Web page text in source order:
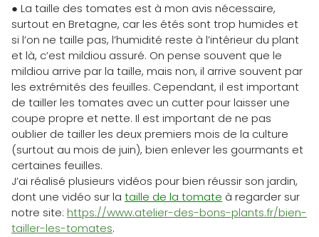
● La taille des tomates est à mon avis nécessaire,
surtout en Bretagne, car les étés sont trop humides et
si l’on ne taille pas, l’humidité reste à l’intérieur du plant
et là, c’est mildiou assuré. On pense souvent que le
mildiou arrive par la taille, mais non, il arrive souvent par
les extrémités des feuilles. Cependant, il est important
de tailler les tomates avec un cutter pour laisser une
coupe propre et nette. Il est important de ne pas
oublier de tailler les deux premiers mois de la culture
(surtout au mois de juin), bien enlever les gourmants et
certaines feuilles.
J’ai réalisé plusieurs vidéos pour bien réussir son jardin,
dont une vidéo sur la taille de la tomate à regarder sur
notre site: https://www.atelier-des-bons-plants.fr/bien-
tailler-les-tomates.